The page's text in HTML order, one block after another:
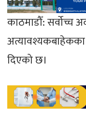
काठमाडौँ: सर्वोच्च
दिएको छ।